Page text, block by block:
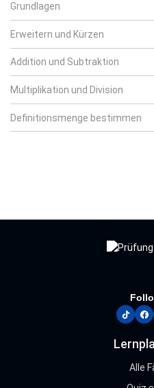
Grundlagen
Erweitern und Kürzen
Addition und Subtraktion
Multiplikation und Division
Definitionsmenge bestimmen
tiktok
Alle